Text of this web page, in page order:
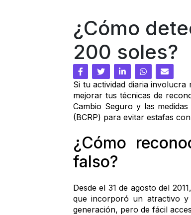
¿Cómo
200 soles?
Si tu actividad diaria
mejorar tus técnicas de
Cambio Seguro y las
(BCRP) para evitar estafas
¿Cómo
falso?
Desde el 31 de agosto del
que incorporó un atractivo y
generación, pero de fácil